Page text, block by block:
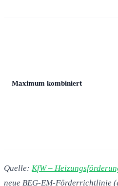
Maximum kombiniert
Quelle: KfW –
neue BEG-EM-Förderrichtlinie